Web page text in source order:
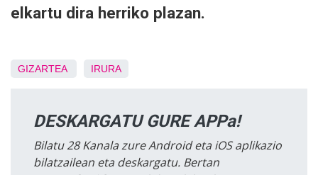
elkartu dira herriko plazan.
GIZARTEA IRURA
DESKARGATU GURE APPa!
Bilatu 28 Kanala zure Android eta iOS aplikazio
bilatzailean eta deskargatu. Bertan